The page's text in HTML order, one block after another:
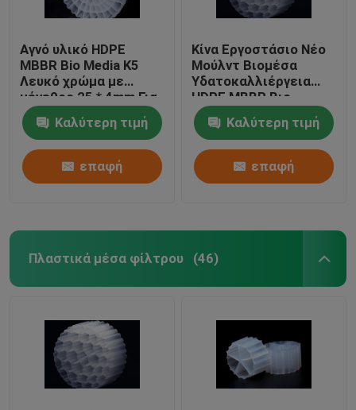
Αγνό υλικό HDPE
MBBR Bio Media K5
Λευκό χρώμα με
μέγεθος 25 * 4mm Για
εξοπλισμό IFAS
Καλύτερη τιμή
επαφή
Κίνα Εργοστάσιο Νέο
Μούλντ Βιομέσα
Υδατοκαλλιέργεια
HDPE MBBR Βιο
φίλτρο Μέσα Βιομάζα
Φορέας πλωτό μέσο
Καλύτερη τιμή
επαφή
Πλαστικά μέσα φίλτρου (46)